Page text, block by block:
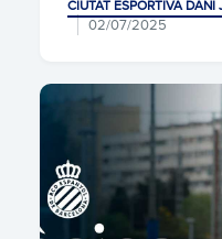
CIUTAT ESPORTIVA DANI
02/07/2025